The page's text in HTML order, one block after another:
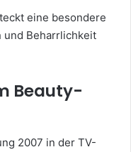
eine besondere
und Beharrlichkeit
Beauty-
2007 in der TV-